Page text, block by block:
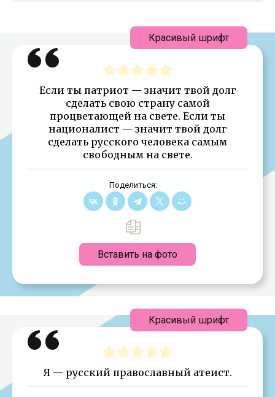
Если ты патриот — значит твой долг
сделать свою страну самой
процветающей на свете. Если ты
националист — значит твой долг
сделать русского человека самым
свободным на свете.
Поделиться:
Вставить на фото
Красивый шрифт
Я — русский православный атеист.
Красивый шрифт